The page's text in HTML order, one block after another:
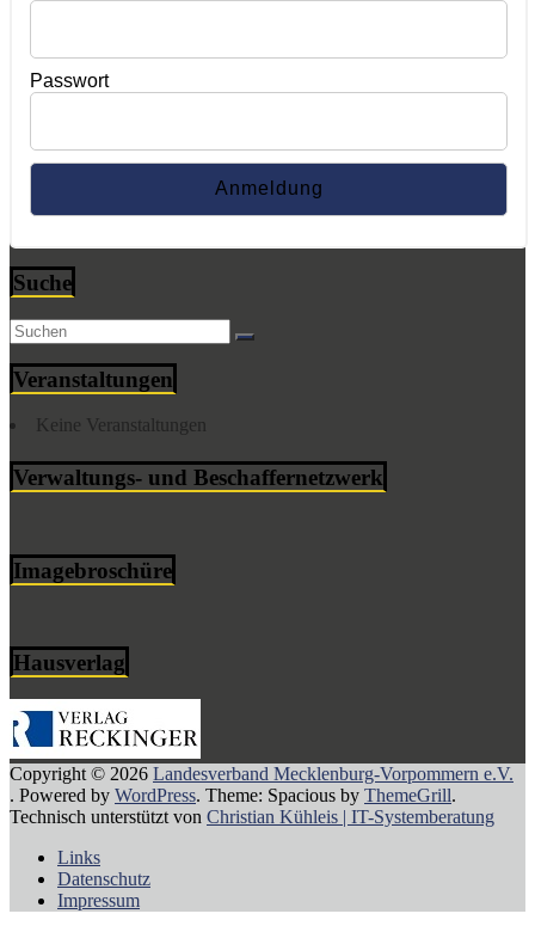
Passwort
Suche
Veranstaltungen
Keine Veranstaltungen
Verwaltungs- und Beschaffernetzwerk
Imagebroschüre
Hausverlag
Copyright © 2026 Landesverband Mecklenburg-Vorpommern e.V.
. Powered by WordPress. Theme: Spacious by ThemeGrill.
Technisch unterstützt von Christian Kühleis | IT-Systemberatung
Links
Datenschutz
Impressum